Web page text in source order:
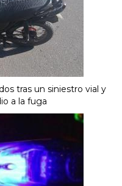
tras un siniestro vial y
a la fuga